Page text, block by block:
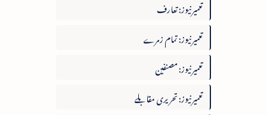
تعمیرنیوز: تعارف
تعمیرنیوز: تمام زمرے
تعمیرنیوز: مصنفین
تعمیرنیوز: تحریری مقابلے